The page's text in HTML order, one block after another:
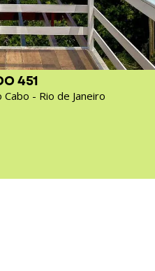
451
Cabo - Rio de Janeiro